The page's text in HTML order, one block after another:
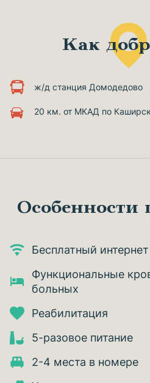
Как
ж/д станция Домодедово
20 км. от МКАД по
Особенности
Бесплатный
Функциональные
больных
Реабилитация
5-разовое питание
2-4 места в номере